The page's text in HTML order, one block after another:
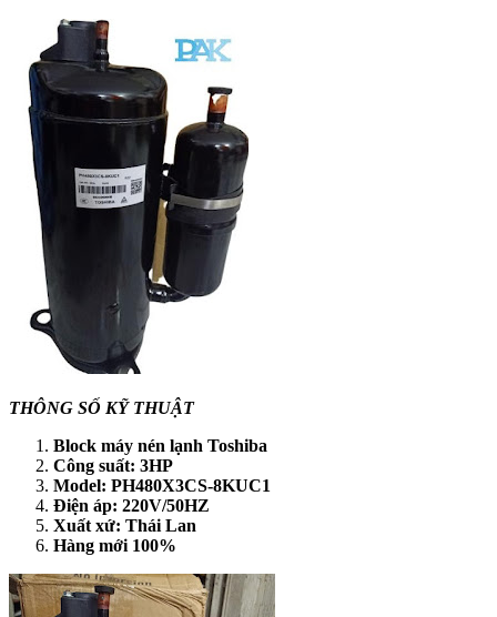
THÔNG SỐ KỸ THUẬT
Block máy nén lạnh Toshiba
Công suất: 3HP
Model: PH480X3CS-8KUC1
Điện áp: 220V/50HZ
Xuất xứ: Thái Lan
Hàng mới 100%